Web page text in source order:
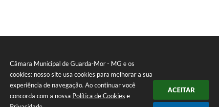
Câmara Municipal de Guarda-Mor - MG e os
cookies: nosso site usa cookies para melhorar a sua
experiência de navegação. Ao continuar você
concorda com a nossa Política de Cookies e
ACEITAR